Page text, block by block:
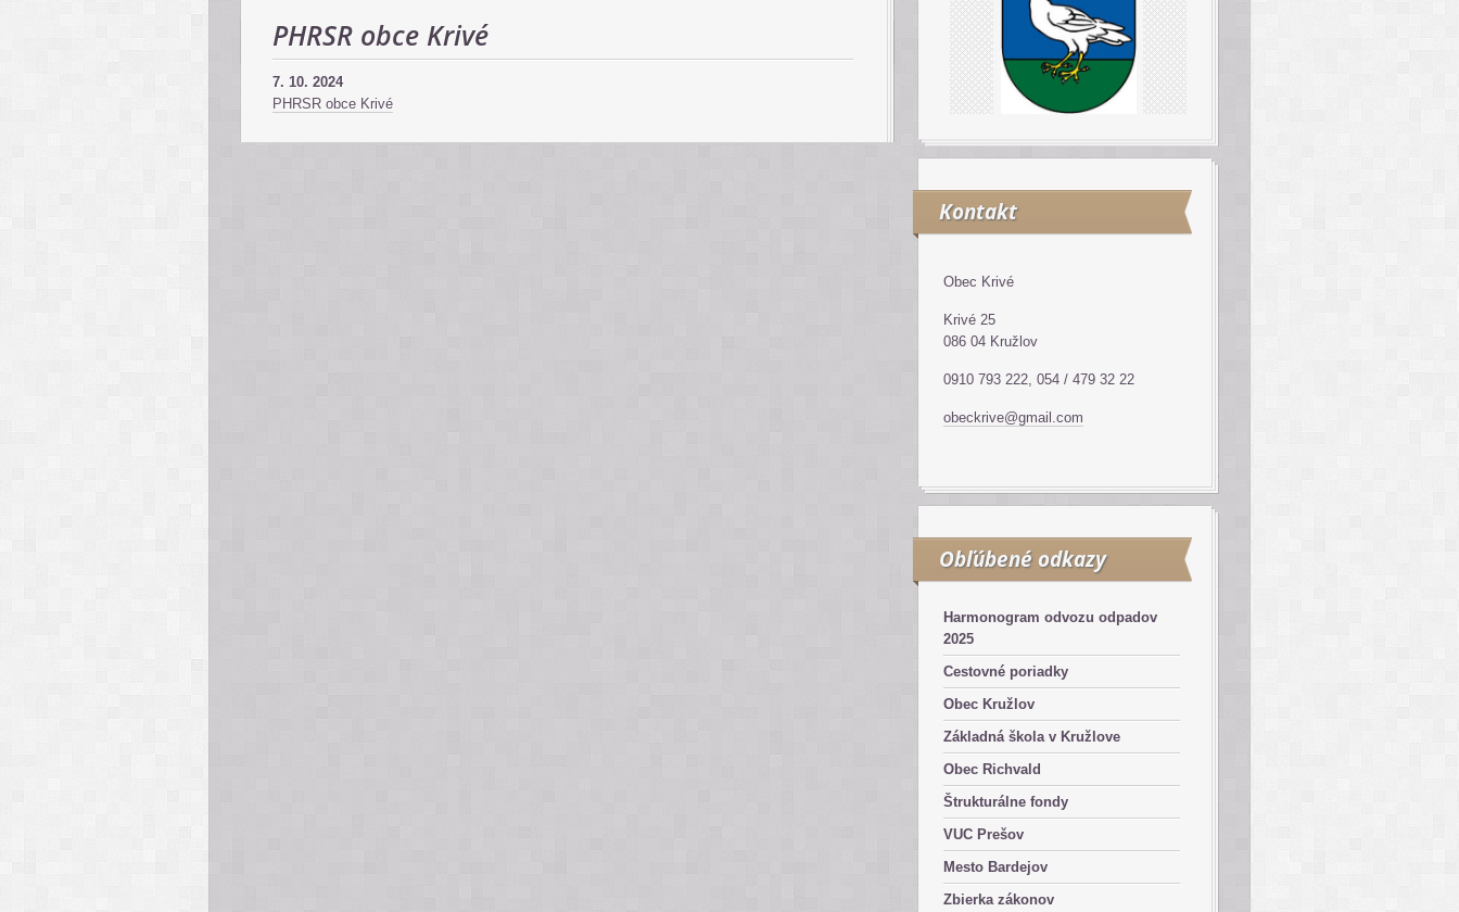
PHRSR obce Krivé
7. 10. 2024
PHRSR obce Krivé
Kontakt
Obec Krivé
Krivé 25
086 04 Kružlov
0910 793 222, 054 / 479 32 22
obeckrive@gmail.com
Obľúbené odkazy
Harmonogram odvozu odpadov
2025
Cestovné poriadky
Obec Kružlov
Základná škola v Kružlove
Obec Richvald
Štrukturálne fondy
VUC Prešov
Mesto Bardejov
Zbierka zákonov